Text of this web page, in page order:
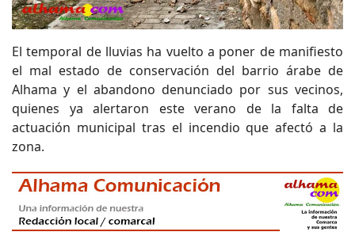
El temporal de lluvias ha vuelto a poner de manifiesto
el mal estado de conservación del barrio árabe de
Alhama y el abandono denunciado por sus vecinos,
quienes ya alertaron este verano de la falta de
actuación municipal tras el incendio que afectó a la
zona.